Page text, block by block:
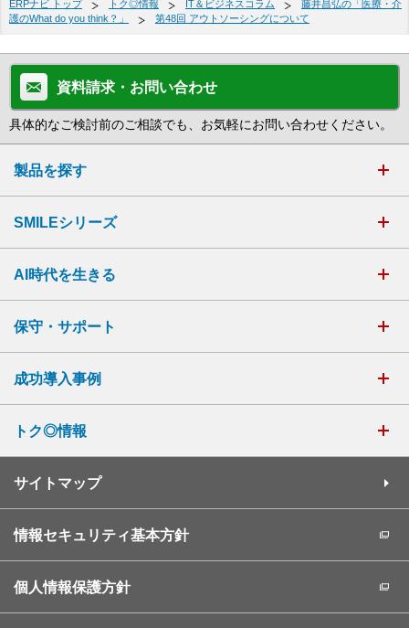
ERPナビ トップ トク◎情報 IT＆ビジネスコラム
藤井昌弘の「医療・介
護のWhat do you think？」
第48回 アウトソーシングについて
資料請求・お問い合わせ
具体的なご検討前のご相談でも、お気軽にお問い合わせください。
製品を探す
SMILEシリーズ
AI時代を生きる
保守・サポート
成功導入事例
トク◎情報
サイトマップ
情報セキュリティ基本方針
個人情報保護方針